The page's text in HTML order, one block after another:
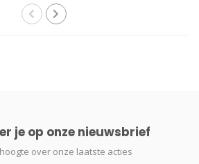
je op onze nieuwsbrief
over onze laatste acties